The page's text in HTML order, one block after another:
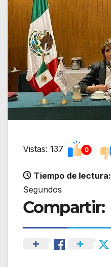
Vistas: 137 0
Tiempo de lectura:
Segundos
Compartir: